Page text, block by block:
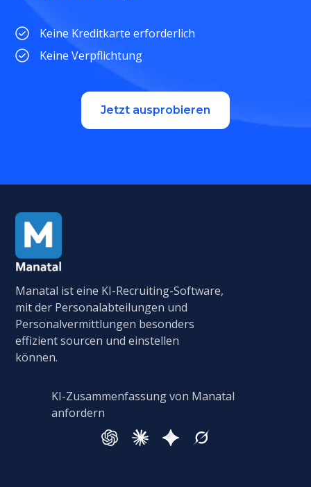
Keine Kreditkarte erforderlich
Keine Verpflichtung
Jetzt ausprobieren
Manatal ist eine KI-Recruiting-Software,
mit der Personalabteilungen und
Personalvermittlungen besonders
effizient sourcen und einstellen
können.
KI-Zusammenfassung von Manatal
anfordern